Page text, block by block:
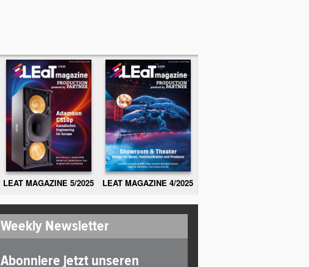
LEAT MAGAZINE 5/2025 LEAT MAGAZINE 4/2025
Weekly Newsletter
Abonniere jetzt unseren